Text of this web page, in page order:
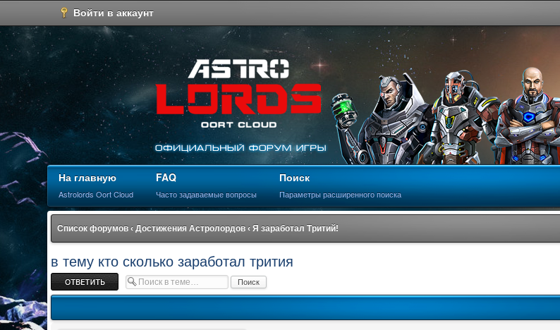
Войти в аккаунт
На главную
Astrolords Oort Cloud
FAQ
Часто задаваемые вопросы
Поиск
Параметры расширенного поиска
Список форумов ‹ Достижения Астролордов ‹ Я заработал Тритий!
в тему кто сколько заработал трития
Ответить